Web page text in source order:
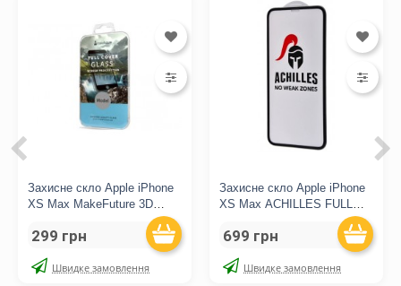
Захисне скло Apple iPhone
XS Max MakeFuture 3D
299 грн
Швидке замовлення
Захисне скло Apple iPhone
XS Max ACHILLES FULL
699 грн
Швидке замовлення